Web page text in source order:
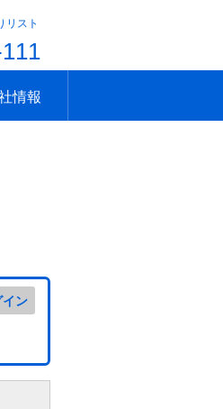
リスト
情報
イン